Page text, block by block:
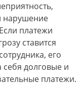
нарушение
платежи
ставится
его
себя долговые и
платежи.